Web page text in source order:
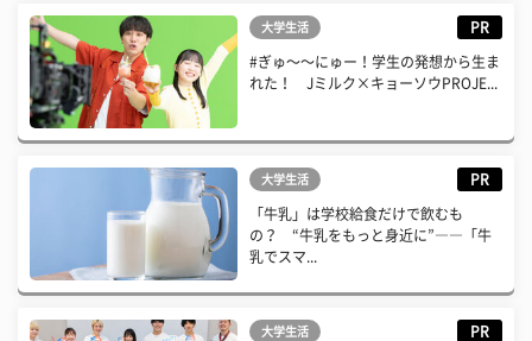
大学生活 PR
#ぎゅ〜〜にゅー！学生の発想から生ま
れた！ Jミルク×キョーソウPROJE...
大学生活 PR
「牛乳」は学校給食だけで飲むも
の？ “牛乳をもっと身近に”――「牛
乳でスマ...
大学生活 PR